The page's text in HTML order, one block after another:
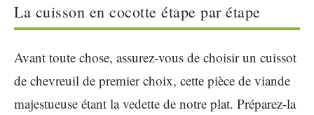
La cuisson en cocotte étape par étape
Avant toute chose, assurez-vous de choisir un cuissot
de chevreuil de premier choix, cette pièce de viande
majestueuse étant la vedette de notre plat. Préparez-la